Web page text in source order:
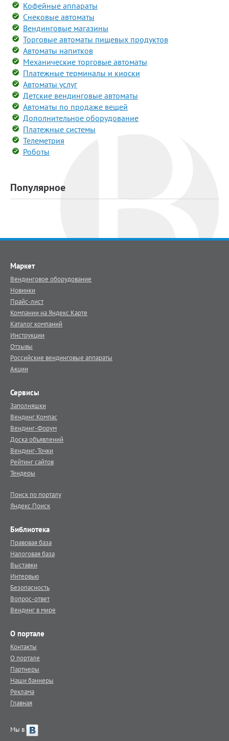
Кофейные аппараты
Снековые автоматы
Вендинговые магазины
Торговые автоматы пищевых продуктов
Автоматы напитков
Механические торговые автоматы
Платежные терминалы и киоски
Автоматы услуг
Детские вендинговые автоматы
Автоматы по продаже вещей
Дополнительное оборудование
Платежные системы
Телеметрия
Роботы
Популярное
Маркет
Вендинговое оборудование
Новинки
Прайс-лист
Компании на Яндекс.Карте
Каталог компаний
Инструкции
Отзывы
Российские вендинговые аппараты
Акции
Сервисы
Заполняшки
Вендинг.Компас
Вендинг-Форум
Доска объявлений
Вендинг-Точки
Рейтинг сайтов
Тендеры
Поиск по порталу
Яндекс.Поиск
Библиотека
Правовая база
Налоговая база
Выставки
Интервью
Безопасность
Вопрос-ответ
Вендинг в мире
О портале
Контакты
О портале
Партнеры
Наши баннеры
Реклама
Главная
Мы в